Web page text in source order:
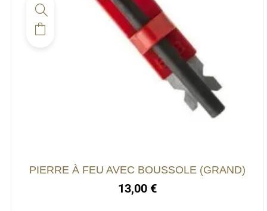
PIERRE À FEU AVEC BOUSSOLE (GRAND)
13,00 €